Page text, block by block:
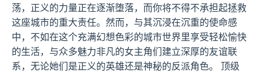
荡，正义的力量正在逐渐堕落，而你将不得不承担起拯救
这座城市的重大责任。然而，与其沉浸在沉重的使命感
中，不如在这个充满幻想色彩的城市世界里享受轻松愉快
的生活，与众多魅力非凡的女主角们建立深厚的友谊联
系，无论她们是正义的英雄还是神秘的反派角色。 顶级